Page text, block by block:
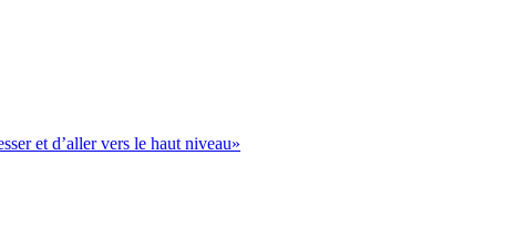
et d’aller vers le haut niveau»